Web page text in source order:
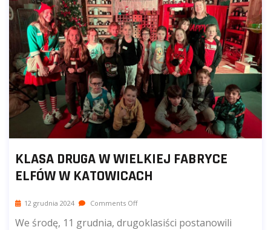
KLASA DRUGA W WIELKIEJ FABRYCE
ELFÓW W KATOWICACH
12 grudnia 2024 Comments Off
We środę, 11 grudnia, drugoklasiści postanowili